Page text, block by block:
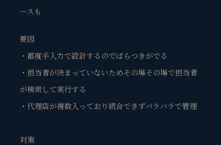
ースも
要因
・都度手入力で設計するのでばらつきがでる
・担当者が決まっていないためその場その場で担当者
が検索して実行する
・代理店が複数入っており統合できずバラバラで管理
対策